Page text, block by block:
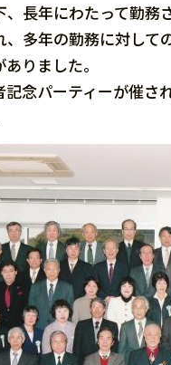
長年にわたって勤
多年の勤務に対し
りました。
念パーティーが催さ